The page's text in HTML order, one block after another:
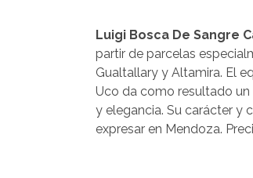
Luigi Bosca De Sangre
partir de parcelas
Gualtallary y Altamira. El
Uco da como resultado
y elegancia. Su carácter y
expresar en Mendoza.